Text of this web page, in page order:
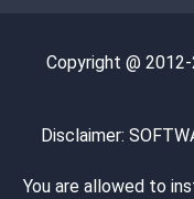
Copyright @
Disclaimer:
You are allowed to